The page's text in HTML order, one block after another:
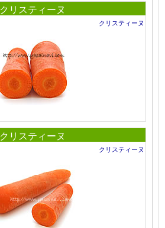
クリスティーヌ
クリスティーヌ
クリスティーヌ
クリスティーヌ